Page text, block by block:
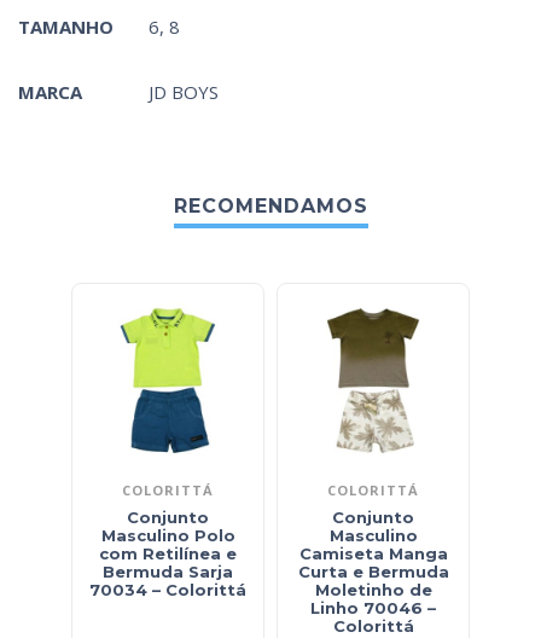
TAMANHO 6, 8
MARCA JD BOYS
RECOMENDAMOS
COLORITTÁ
Conjunto
Masculino Polo
com Retilínea e
Bermuda Sarja
70034 – Colorittá
COLORITTÁ
Conjunto
Masculino
Camiseta Manga
Curta e Bermuda
Moletinho de
Linho 70046 –
Colorittá